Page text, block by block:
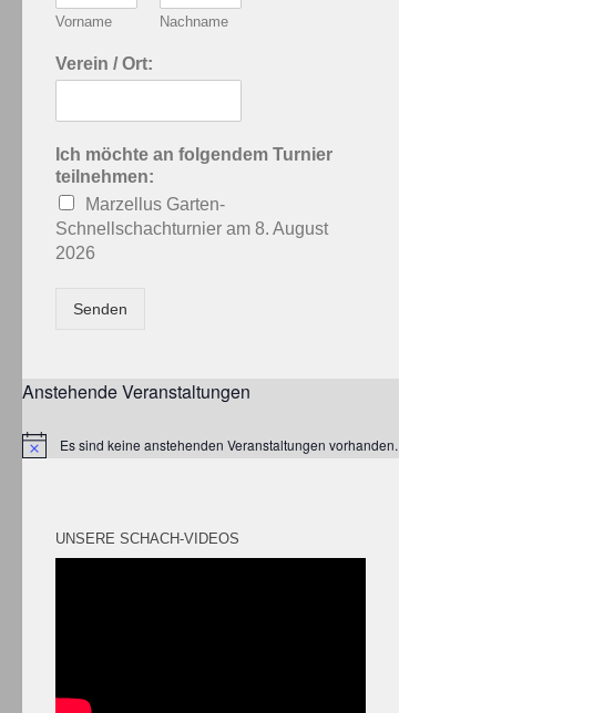
Vorname Nachname
Verein / Ort:
Ich möchte an folgendem Turnier
teilnehmen:
Marzellus Garten-
Schnellschachturnier am 8. August
2026
Senden
Anstehende Veranstaltungen
HinweisEs sind keine anstehenden Veranstaltungen vorhanden.
UNSERE SCHACH-VIDEOS